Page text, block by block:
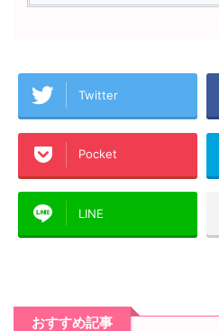
Twitter
Pocket
LINE
おすすめ記事